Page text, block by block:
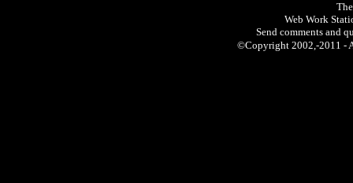
Web Work
Send comments and
©Copyright 2002,-2011 -